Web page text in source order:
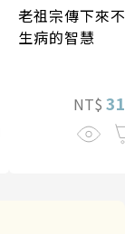
老祖宗傳下來不
生病的智慧
NT$